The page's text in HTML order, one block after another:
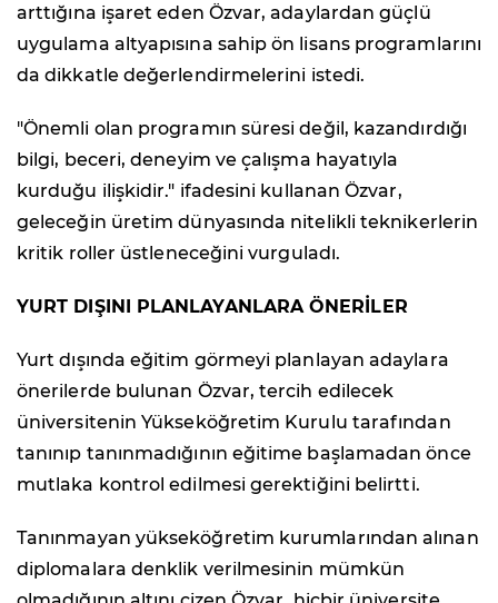
arttığına işaret eden Özvar, adaylardan güçlü
uygulama altyapısına sahip ön lisans programlarını
da dikkatle değerlendirmelerini istedi.
"Önemli olan programın süresi değil, kazandırdığı
bilgi, beceri, deneyim ve çalışma hayatıyla
kurduğu ilişkidir." ifadesini kullanan Özvar,
geleceğin üretim dünyasında nitelikli teknikerlerin
kritik roller üstleneceğini vurguladı.
YURT DIŞINI PLANLAYANLARA ÖNERİLER
Yurt dışında eğitim görmeyi planlayan adaylara
önerilerde bulunan Özvar, tercih edilecek
üniversitenin Yükseköğretim Kurulu tarafından
tanınıp tanınmadığının eğitime başlamadan önce
mutlaka kontrol edilmesi gerektiğini belirtti.
Tanınmayan yükseköğretim kurumlarından alınan
diplomalara denklik verilmesinin mümkün